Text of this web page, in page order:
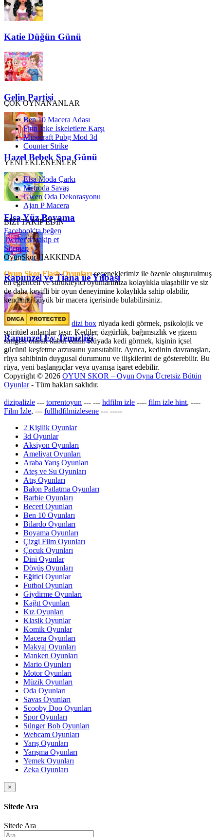
Katie Düğün Günü
Gelin Partisi
Hazel Bebek Spa Günü
Elsa Yüz Boyama
Rapunzel ve Tiana ile Yılbaşı
Rapunzel Ev Temizliği
ÇOK OYNANANLAR
Ben 10 Macera Adası
Finn Jake İskeletlere Karşı
Minecraft Pubg Mod 3d
Counter Strike
YENİ EKLENENLER
Elsa Moda Çarkı
Metroda Savaş
Gwen Oda Dekorasyonu
Ajan P Macera
BİZİ TAKİP EDİN
Facebook'ta beğen
Twitter'da takip et
Sitemap
OyunSkor HAKKINDA
Oyun Skor Flash Oyunlarıseçeneklerimiz ile özenle oluşturulmuş
en eğlenceli ve sürükleyici oyunlarımıza kolaylıkla ulaşabilir ve siz
de daha keyifli bir oyun deneyimine kolaylıkla sahip olabilir,
kendinizi büyük bir macera içerisinde bulabilirsiniz.
dizi box rüyada kedi görmek​, psikolojik ve
spiritüel anlamlar taşır. Kediler, özgürlük, bağımsızlık ve gizem
simgesi olarak kabul edilir. Rüyada kedi görmek, kişinin içsel
gücünü keşfetme arzusunu yansıtabilir. Ayrıca, kedinin davranışları,
rüya sahibinin duygusal durumunu ve ilişkilerini de gösterebilir. Bu
rüya, yeni başlangıçlar veya uyanışa işaret edebilir.
Copyright © 2026 OYUN SKOR – Oyun Oyna Ücretsiz Bütün
Oyunlar- Tüm hakları saklıdır.
dizipalizle --- torrentoyun --- --- hdfilm izle ---- film izle hint, ----
Film İzle, --- fullhdfilmizlesene --- -----
2 Kişilik Oyunlar
3d Oyunlar
Aksiyon Oyunları
Ameliyat Oyunları
Araba Yarış Oyunları
Ateş ve Su Oyunları
Atış Oyunları
Balon Patlatma Oyunları
Barbie Oyunları
Beceri Oyunları
Ben 10 Oyunları
Bilardo Oyunları
Boyama Oyunları
Çizgi Film Oyunları
Çocuk Oyunları
Dini Oyunlar
Dövüş Oyunları
Eğitici Oyunlar
Futbol Oyunları
Giydirme Oyunları
Kağıt Oyunları
Kız Oyunları
Klasik Oyunlar
Komik Oyunlar
Macera Oyunları
Makyaj Oyunları
Manken Oyunları
Mario Oyunları
Motor Oyunları
Müzik Oyunları
Oda Oyunları
Savas Oyunları
Scooby Doo Oyunları
Spor Oyunları
Sünger Bob Oyunları
Webcam Oyunları
Yarış Oyunları
Yarışma Oyunları
Yemek Oyunları
Zeka Oyunları
×
Sitede Ara
Sitede Ara